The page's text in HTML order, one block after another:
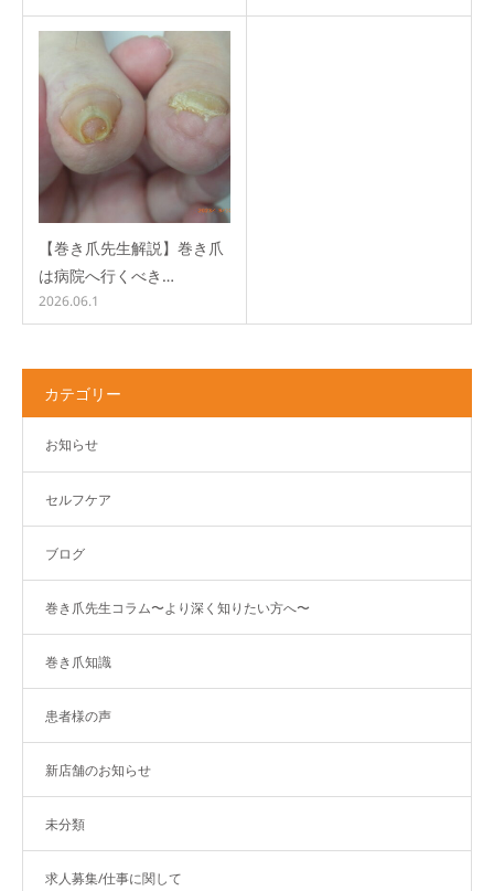
【巻き爪先生解説】巻き爪
は病院へ行くべき…
2026.06.1
カテゴリー
お知らせ
セルフケア
ブログ
巻き爪先生コラム〜より深く知りたい方へ〜
巻き爪知識
患者様の声
新店舗のお知らせ
未分類
求人募集/仕事に関して